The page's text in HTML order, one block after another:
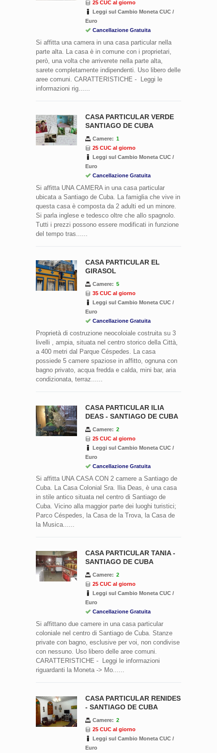
25 CUC al giorno
Leggi sul Cambio Moneta CUC /
Euro
Cancellazione Gratuita
Si affitta una camera in una casa particular nella
parte alta. La casa è in comune con i proprietari,
però, una volta che arriverete nella parte alta,
sarete completamente indipendenti. Uso libero delle
aree comuni. CARATTERISTICHE - Leggi le
informazioni rig......
CASA PARTICULAR VERDE
SANTIAGO DE CUBA
Camere: 1
25 CUC al giorno
Leggi sul Cambio Moneta CUC /
Euro
Cancellazione Gratuita
Si affitta UNA CAMERA in una casa particular
ubicata a Santiago de Cuba. La famiglia che vive in
questa casa è composta da 2 adulti ed un minore.
Si parla inglese e tedesco oltre che allo spagnolo.
Tutti i prezzi possono essere modificati in funzione
del tempo tras......
CASA PARTICULAR EL
GIRASOL
Camere: 5
35 CUC al giorno
Leggi sul Cambio Moneta CUC /
Euro
Cancellazione Gratuita
Proprietà di costruzione neocoloiale costruita su 3
livelli , ampia, situata nel centro storico della Città,
a 400 metri dal Parque Céspedes. La casa
possiede 5 camere spaziose in affitto, ognuna con
bagno privato, acqua fredda e calda, mini bar, aria
condizionata, terraz......
CASA PARTICULAR ILIA
DEAS - SANTIAGO DE CUBA
Camere: 2
25 CUC al giorno
Leggi sul Cambio Moneta CUC /
Euro
Cancellazione Gratuita
Si affitta UNA CASA CON 2 camere a Santiago de
Cuba. La Casa Colonial Sra. Ilia Deas, è una casa
in stile antico situata nel centro di Santiago de
Cuba. Vicino alla maggior parte dei luoghi turistici;
Parco Céspedes, la Casa de la Trova, la Casa de
la Musica......
CASA PARTICULAR TANIA -
SANTIAGO DE CUBA
Camere: 2
25 CUC al giorno
Leggi sul Cambio Moneta CUC /
Euro
Cancellazione Gratuita
Si affittano due camere in una casa particular
coloniale nel centro di Santiago de Cuba. Stanze
private con bagno, esclusive per voi, non condivise
con nessuno. Uso libero delle aree comuni.
CARATTERISTICHE - Leggi le informazioni
riguardanti la Moneta -> Mo......
CASA PARTICULAR RENIDES
- SANTIAGO DE CUBA
Camere: 2
25 CUC al giorno
Leggi sul Cambio Moneta CUC /
Euro